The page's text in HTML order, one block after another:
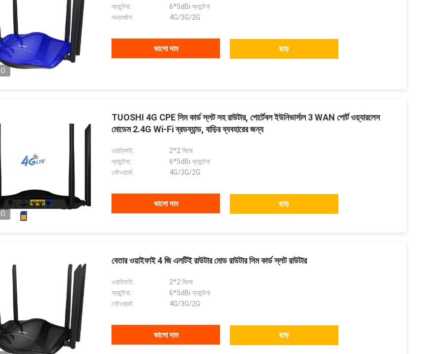
অ্যান্টেনা:
6*5dBi অ্যান্টেনা
অন্তর্জাল:
4G/3G/2G
ভালো দাম ছাড়
TUOSHI 4G CPE সিম কার্ড স্লট সহ রাউটার, পোর্টেবল ইউনিভার্সাল 3 WAN পোর্ট ওয়্যারলেস
মোডেম 2.4G Wi-Fi ব্রডব্যান্ড, বাড়ির ব্যবহারের জন্য
ওয়াইফাই:
2*2 মিমো
অ্যান্টেনা:
6*5dBi অ্যান্টেনা
নেটওয়ার্ক:
4G/3G/2G
ভালো দাম ছাড়
বেতার ওয়াইফাই 4 জি এলটিই রাউটার মোড রাউটার সিম কার্ড স্লট রাউটার
ওয়াইফাই:
2*2 মিমো
অ্যান্টেনা:
6*5dBi অ্যান্টেনা
নেটওয়ার্ক:
4G/3G/2G
ভালো দাম ছাড়